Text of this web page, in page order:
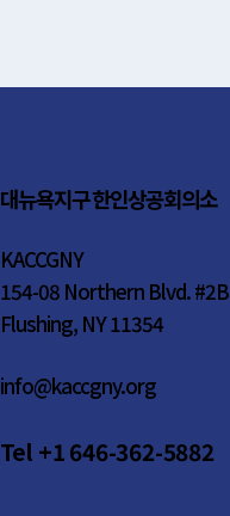
대뉴욕지구 한인상공회의소
KACCGNY
154-08 Northern Blvd. #2B
Flushing, NY 11354
info@kaccgny.org
Tel +1 646-362-5882